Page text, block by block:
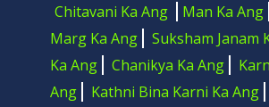
Chitavani Ka Ang
Man Ka Ang
Marg Ka Ang
Suksham Janam
Ka Ang
Chanikya Ka Ang
Ang
Kathni Bina Karni Ka Ang